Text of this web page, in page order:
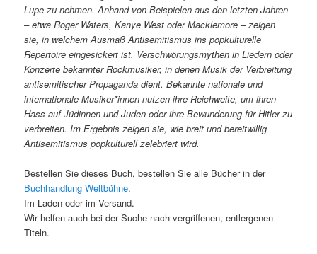
Lupe zu nehmen. Anhand von Beispielen aus den letzten Jahren
– etwa Roger Waters, Kanye West oder Macklemore – zeigen
sie, in welchem Ausmaß Antisemitismus ins popkulturelle
Repertoire eingesickert ist. Verschwörungsmythen in Liedern oder
Konzerte bekannter Rockmusiker, in denen Musik der Verbreitung
antisemitischer Propaganda dient. Bekannte nationale und
internationale Musiker*innen nutzen ihre Reichweite, um ihren
Hass auf Jüdinnen und Juden oder ihre Bewunderung für Hitler zu
verbreiten. Im Ergebnis zeigen sie, wie breit und bereitwillig
Antisemitismus popkulturell zelebriert wird.
Bestellen Sie dieses Buch, bestellen Sie alle Bücher in der
Buchhandlung Weltbühne.
Im Laden oder im Versand.
Wir helfen auch bei der Suche nach vergriffenen, entlergenen
Titeln.